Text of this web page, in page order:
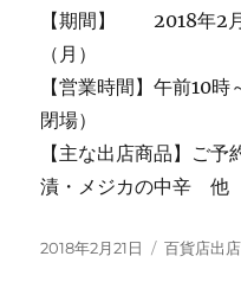
【期間】 2018年2
（月）
【営業時間】午前10
閉場）
【主な出店商品】ご
漬・メジカの中辛 他
投
2018年2月21日
カ
百貨店出